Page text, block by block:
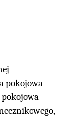
pokojowa